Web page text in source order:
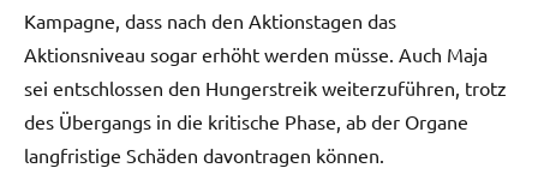
Kampagne, dass nach den Aktionstagen das
Aktionsniveau sogar erhöht werden müsse. Auch Maja
sei entschlossen den Hungerstreik weiterzuführen, trotz
des Übergangs in die kritische Phase, ab der Organe
langfristige Schäden davontragen können.